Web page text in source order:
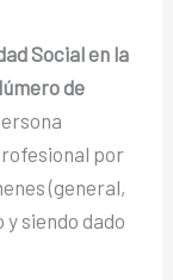
Social en la
de
por
(general,
siendo dado